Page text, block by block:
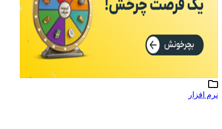
نرم افزار